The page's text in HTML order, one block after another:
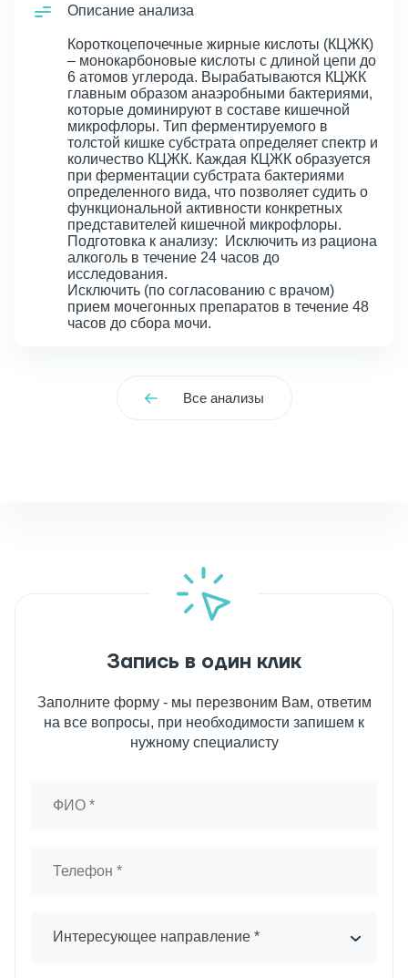
Описание анализа
Короткоцепочечные жирные кислоты (КЦЖК)
– монокарбоновые кислоты с длиной цепи до
6 атомов углерода. Вырабатываются КЦЖК
главным образом анаэробными бактериями,
которые доминируют в составе кишечной
микрофлоры. Тип ферментируемого в
толстой кишке субстрата определяет спектр и
количество КЦЖК. Каждая КЦЖК образуется
при ферментации субстрата бактериями
определенного вида, что позволяет судить о
функциональной активности конкретных
представителей кишечной микрофлоры.
Подготовка к анализу: Исключить из рациона
алкоголь в течение 24 часов до
исследования.
Исключить (по согласованию с врачом)
прием мочегонных препаратов в течение 48
часов до сбора мочи.
Все анализы
Запись в один клик
Заполните форму - мы перезвоним Вам, ответим
на все вопросы, при необходимости запишем к
нужному специалисту
Интересующее направление *